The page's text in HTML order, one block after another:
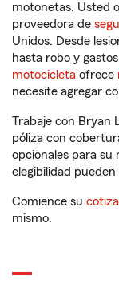
motonetas. Usted
proveedora de
Unidos. Desde
hasta robo y
motocicleta ofrece
necesite agregar
Trabaje con Bryan
póliza con
opcionales para su
elegibilidad pueden
Comience su
mismo.